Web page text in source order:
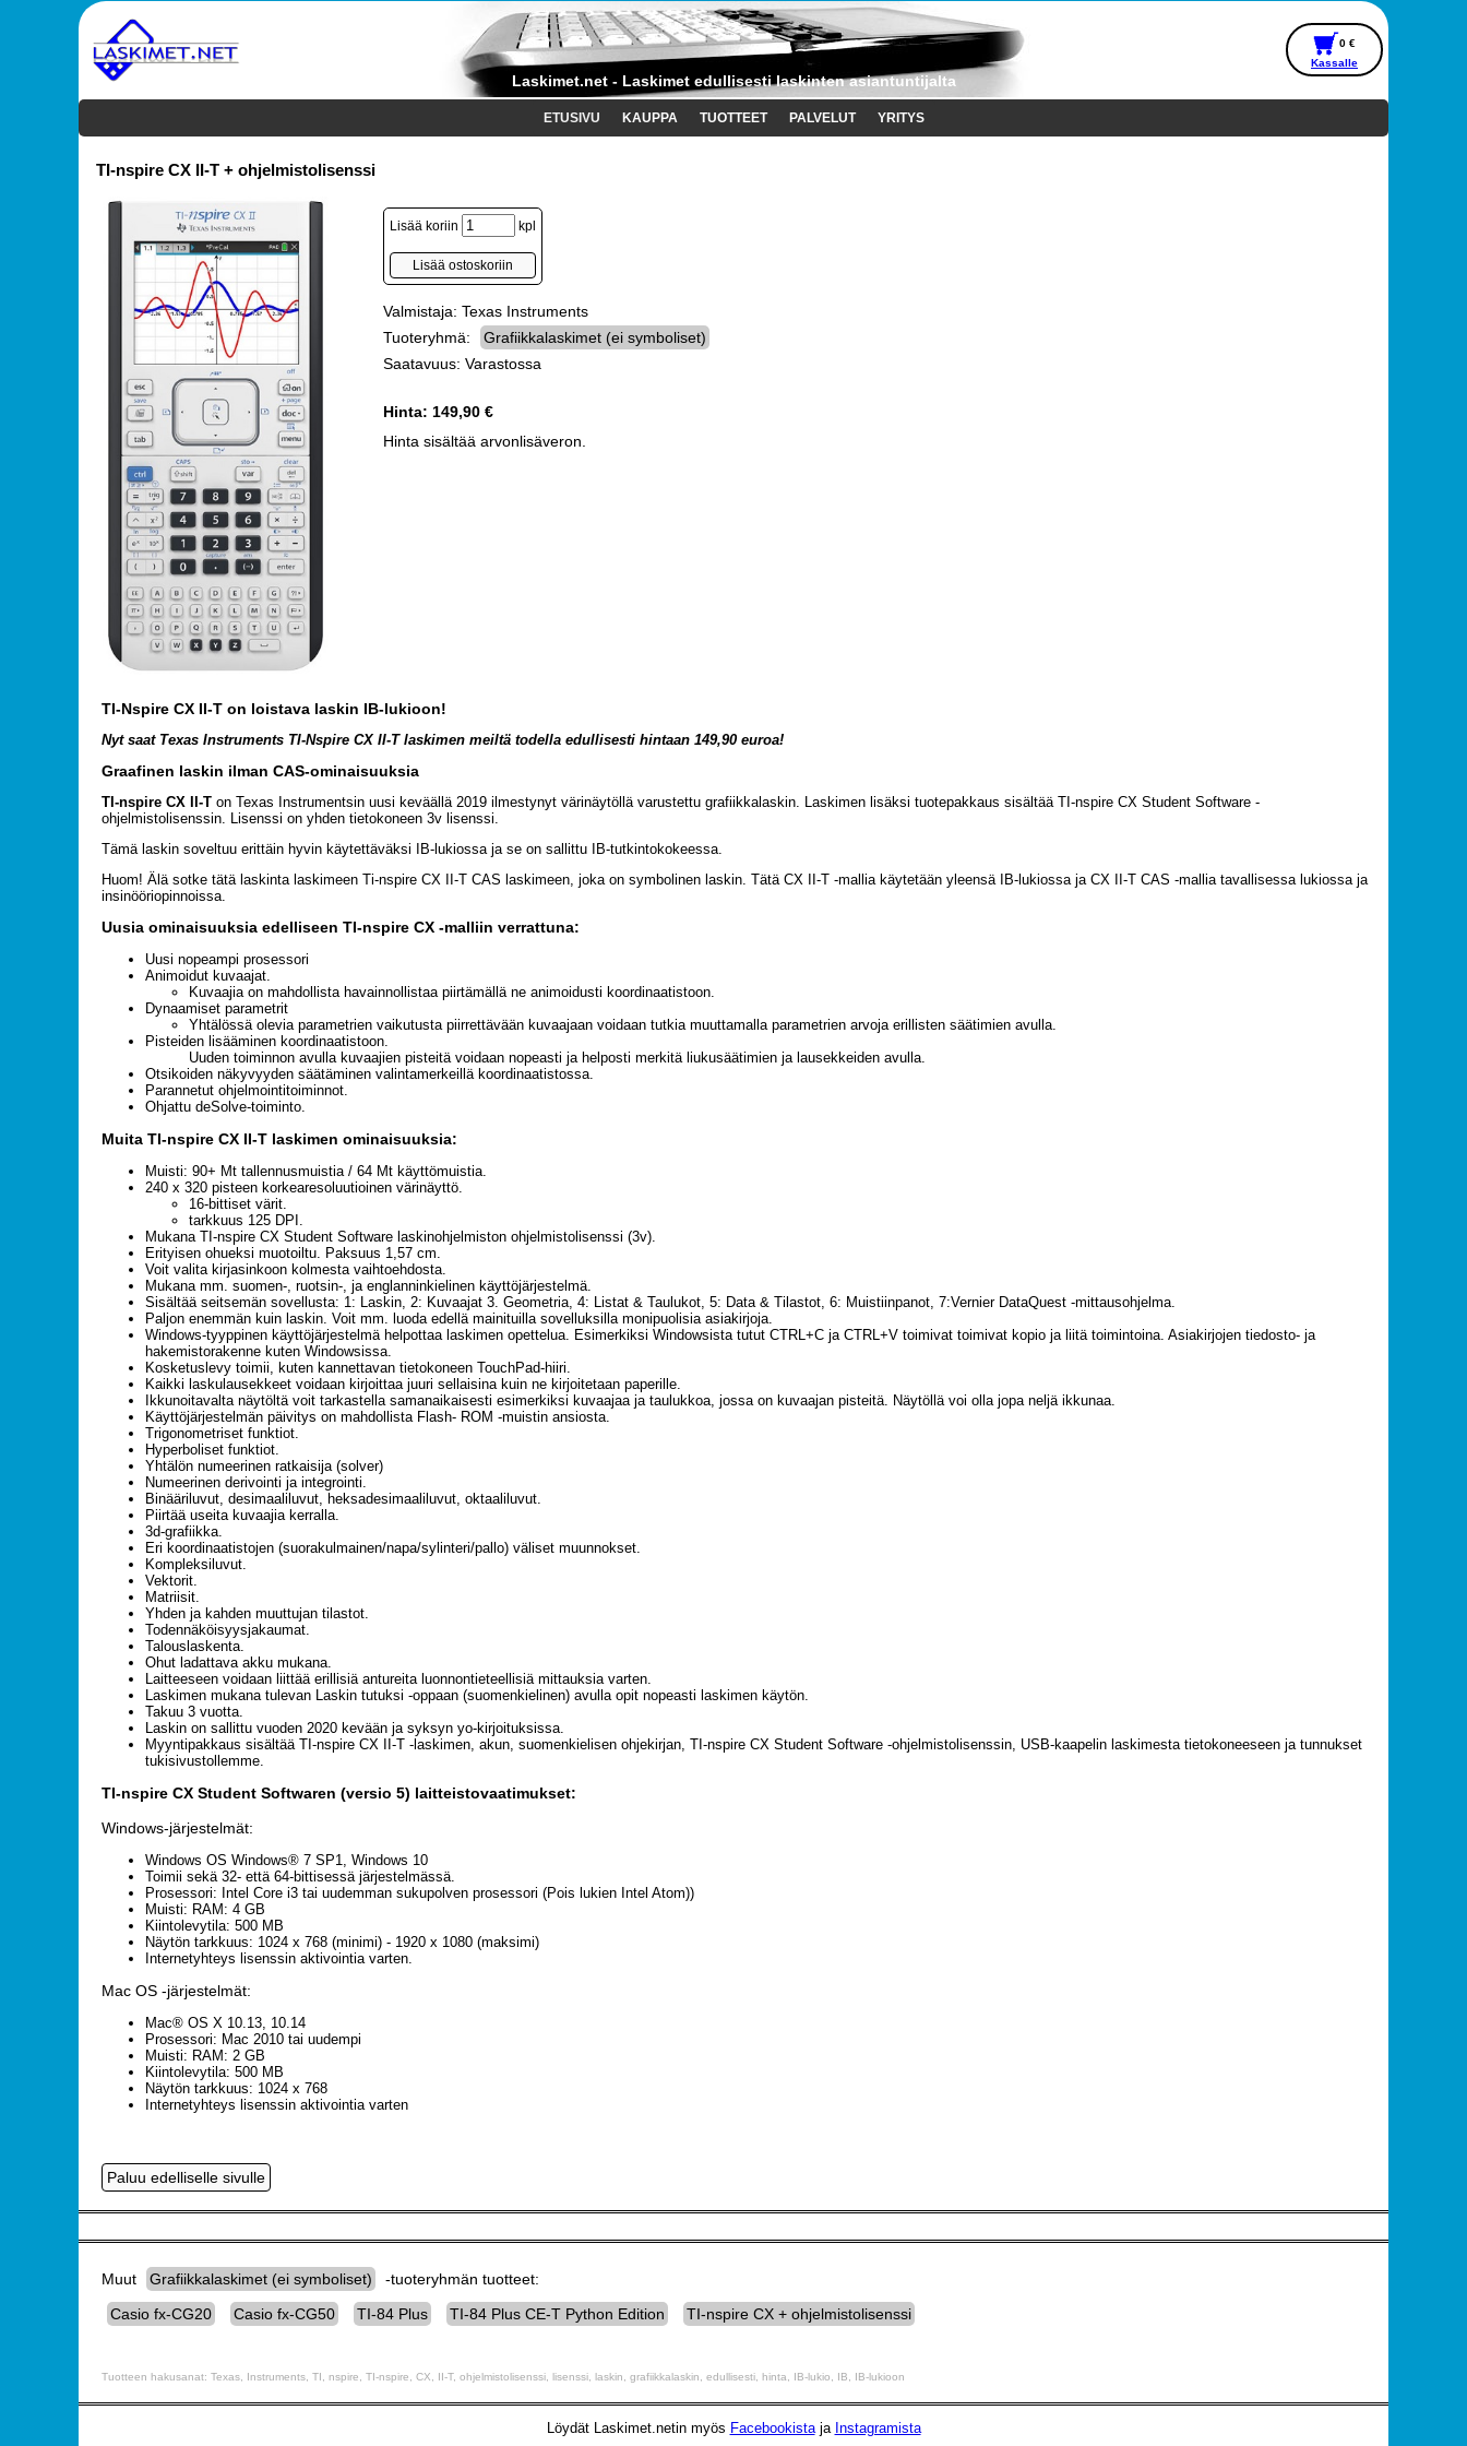
Laskimet.net - Laskimet edullisesti laskinten asiantuntijalta
0 €
Kassalle
ETUSIVU KAUPPA TUOTTEET PALVELUT YRITYS
TI-nspire CX II-T + ohjelmistolisenssi
Lisää koriin kpl
Valmistaja: Texas Instruments
Tuoteryhmä:
Grafiikkalaskimet (ei symboliset)
Saatavuus: Varastossa
Hinta: 149,90 €
Hinta sisältää arvonlisäveron.
TI-Nspire CX II-T on loistava laskin IB-lukioon!
Nyt saat Texas Instruments TI-Nspire CX II-T laskimen meiltä todella edullisesti hintaan 149,90 euroa!
Graafinen laskin ilman CAS-ominaisuuksia
TI-nspire CX II-T on Texas Instrumentsin uusi keväällä 2019 ilmestynyt värinäytöllä varustettu grafiikkalaskin. Laskimen lisäksi tuotepakkaus sisältää TI-nspire CX Student Software -
ohjelmistolisenssin. Lisenssi on yhden tietokoneen 3v lisenssi.
Tämä laskin soveltuu erittäin hyvin käytettäväksi IB-lukiossa ja se on sallittu IB-tutkintokokeessa.
Huom! Älä sotke tätä laskinta laskimeen Ti-nspire CX II-T CAS laskimeen, joka on symbolinen laskin. Tätä CX II-T -mallia käytetään yleensä IB-lukiossa ja CX II-T CAS -mallia tavallisessa lukiossa ja
insinööriopinnoissa.
Uusia ominaisuuksia edelliseen TI-nspire CX -malliin verrattuna:
Uusi nopeampi prosessori
Animoidut kuvaajat.
Kuvaajia on mahdollista havainnollistaa piirtämällä ne animoidusti koordinaatistoon.
Dynaamiset parametrit
Yhtälössä olevia parametrien vaikutusta piirrettävään kuvaajaan voidaan tutkia muuttamalla parametrien arvoja erillisten säätimien avulla.
Pisteiden lisääminen koordinaatistoon.
Uuden toiminnon avulla kuvaajien pisteitä voidaan nopeasti ja helposti merkitä liukusäätimien ja lausekkeiden avulla.
Otsikoiden näkyvyyden säätäminen valintamerkeillä koordinaatistossa.
Parannetut ohjelmointitoiminnot.
Ohjattu deSolve-toiminto.
Muita TI-nspire CX II-T laskimen ominaisuuksia:
Muisti: 90+ Mt tallennusmuistia / 64 Mt käyttömuistia.
240 x 320 pisteen korkearesoluutioinen värinäyttö.
16-bittiset värit.
tarkkuus 125 DPI.
Mukana TI-nspire CX Student Software laskinohjelmiston ohjelmistolisenssi (3v).
Erityisen ohueksi muotoiltu. Paksuus 1,57 cm.
Voit valita kirjasinkoon kolmesta vaihtoehdosta.
Mukana mm. suomen-, ruotsin-, ja englanninkielinen käyttöjärjestelmä.
Sisältää seitsemän sovellusta: 1: Laskin, 2: Kuvaajat 3. Geometria, 4: Listat & Taulukot, 5: Data & Tilastot, 6: Muistiinpanot, 7:Vernier DataQuest -mittausohjelma.
Paljon enemmän kuin laskin. Voit mm. luoda edellä mainituilla sovelluksilla monipuolisia asiakirjoja.
Windows-tyyppinen käyttöjärjestelmä helpottaa laskimen opettelua. Esimerkiksi Windowsista tutut CTRL+C ja CTRL+V toimivat toimivat kopio ja liitä toimintoina. Asiakirjojen tiedosto- ja
hakemistorakenne kuten Windowsissa.
Kosketuslevy toimii, kuten kannettavan tietokoneen TouchPad-hiiri.
Kaikki laskulausekkeet voidaan kirjoittaa juuri sellaisina kuin ne kirjoitetaan paperille.
Ikkunoitavalta näytöltä voit tarkastella samanaikaisesti esimerkiksi kuvaajaa ja taulukkoa, jossa on kuvaajan pisteitä. Näytöllä voi olla jopa neljä ikkunaa.
Käyttöjärjestelmän päivitys on mahdollista Flash- ROM -muistin ansiosta.
Trigonometriset funktiot.
Hyperboliset funktiot.
Yhtälön numeerinen ratkaisija (solver)
Numeerinen derivointi ja integrointi.
Binääriluvut, desimaaliluvut, heksadesimaaliluvut, oktaaliluvut.
Piirtää useita kuvaajia kerralla.
3d-grafiikka.
Eri koordinaatistojen (suorakulmainen/napa/sylinteri/pallo) väliset muunnokset.
Kompleksiluvut.
Vektorit.
Matriisit.
Yhden ja kahden muuttujan tilastot.
Todennäköisyysjakaumat.
Talouslaskenta.
Ohut ladattava akku mukana.
Laitteeseen voidaan liittää erillisiä antureita luonnontieteellisiä mittauksia varten.
Laskimen mukana tulevan Laskin tutuksi -oppaan (suomenkielinen) avulla opit nopeasti laskimen käytön.
Takuu 3 vuotta.
Laskin on sallittu vuoden 2020 kevään ja syksyn yo-kirjoituksissa.
Myyntipakkaus sisältää TI-nspire CX II-T -laskimen, akun, suomenkielisen ohjekirjan, TI-nspire CX Student Software -ohjelmistolisenssin, USB-kaapelin laskimesta tietokoneeseen ja tunnukset
tukisivustollemme.
TI-nspire CX Student Softwaren (versio 5) laitteistovaatimukset:
Windows-järjestelmät:
Windows OS Windows® 7 SP1, Windows 10
Toimii sekä 32- että 64-bittisessä järjestelmässä.
Prosessori: Intel Core i3 tai uudemman sukupolven prosessori (Pois lukien Intel Atom))
Muisti: RAM: 4 GB
Kiintolevytila: 500 MB
Näytön tarkkuus: 1024 x 768 (minimi) - 1920 x 1080 (maksimi)
Internetyhteys lisenssin aktivointia varten.
Mac OS -järjestelmät:
Mac® OS X 10.13, 10.14
Prosessori: Mac 2010 tai uudempi
Muisti: RAM: 2 GB
Kiintolevytila: 500 MB
Näytön tarkkuus: 1024 x 768
Internetyhteys lisenssin aktivointia varten
Muut Grafiikkalaskimet (ei symboliset)
-tuoteryhmän tuotteet:
Casio fx-CG20
Casio fx-CG50 TI-84 Plus TI-84 Plus CE-T Python Edition TI-nspire CX + ohjelmistolisenssi
Tuotteen hakusanat: Texas, Instruments, TI, nspire, TI-nspire, CX, II-T, ohjelmistolisenssi, lisenssi, laskin, grafiikkalaskin, edullisesti, hinta, IB-lukio, IB, IB-lukioon
Löydät Laskimet.netin myös Facebookistaja Instagramista